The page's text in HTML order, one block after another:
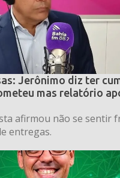
Jerônimo diz ter
mas relatório
afirmou não se sentir
entregas.